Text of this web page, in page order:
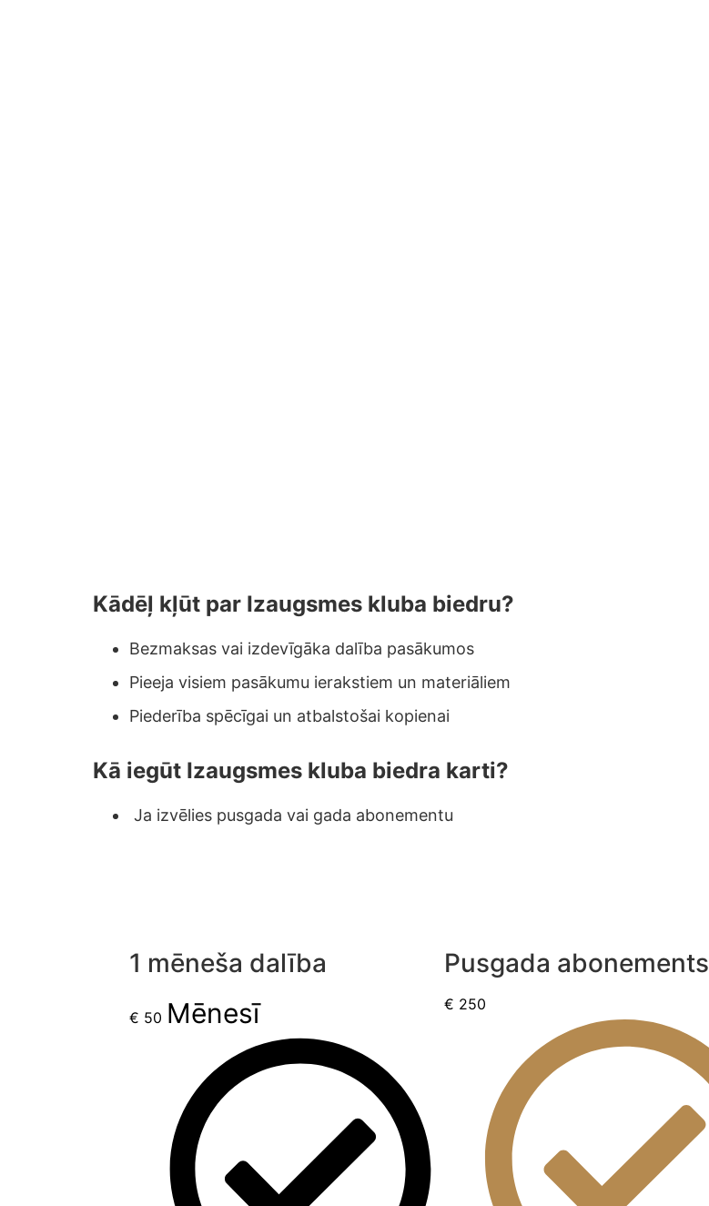
Kādēļ kļūt par Izaugsmes kluba biedru?
Bezmaksas vai izdevīgāka dalība pasākumos
Pieeja visiem pasākumu ierakstiem un materiāliem
Piederība spēcīgai un atbalstošai kopienai
Kā iegūt Izaugsmes kluba biedra karti?
Ja izvēlies pusgada vai gada abonementu
1 mēneša dalība
€ 50 Mēnesī
Pusgada abonements
€ 250